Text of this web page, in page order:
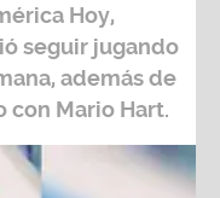
Hoy,
seguir jugando
además de
con Mario Hart.